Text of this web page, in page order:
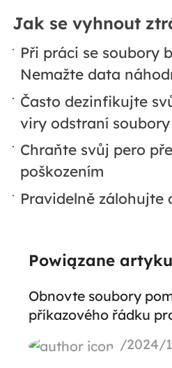
Jak se vyhnout
Při práci se soubory
Nemažte data
Často dezinfikujte
viry odstraní soubory
Chraňte svůj pero
poškozením
Pravidelně zálohujte
Powiązane
Obnovte soubory
příkazového řádku
/2024/